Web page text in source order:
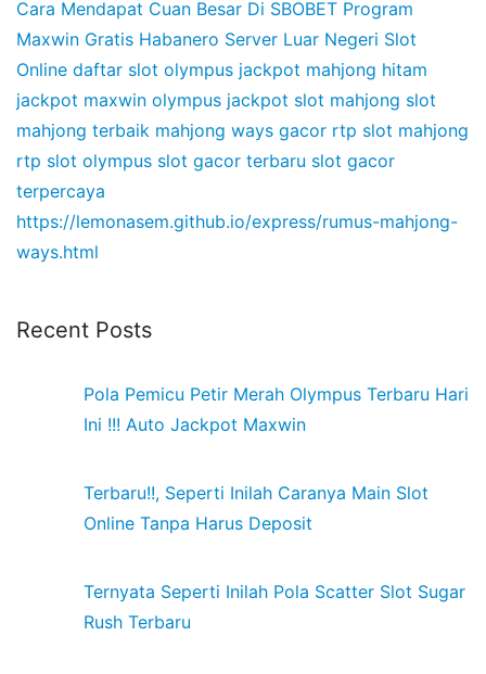
Cara Mendapat Cuan Besar Di SBOBET Program
Maxwin Gratis Habanero Server Luar Negeri Slot
Online daftar slot olympus jackpot mahjong hitam
jackpot maxwin olympus jackpot slot mahjong slot
mahjong terbaik mahjong ways gacor rtp slot mahjong
rtp slot olympus slot gacor terbaru slot gacor
terpercaya
https://lemonasem.github.io/express/rumus-mahjong-
ways.html
Recent Posts
Pola Pemicu Petir Merah Olympus Terbaru Hari
Ini !!! Auto Jackpot Maxwin
Terbaru!!, Seperti Inilah Caranya Main Slot
Online Tanpa Harus Deposit
Ternyata Seperti Inilah Pola Scatter Slot Sugar
Rush Terbaru